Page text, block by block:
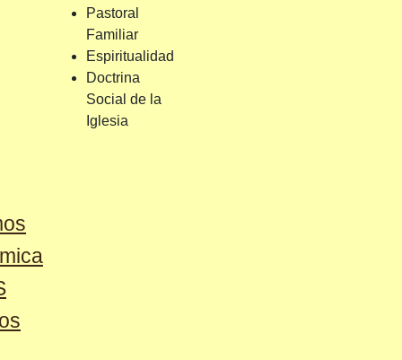
Pastoral
Familiar
Espiritualidad
Doctrina
Social de la
Iglesia